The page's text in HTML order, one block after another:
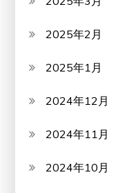
2025年2月
2025年1月
2024年12月
2024年11月
2024年10月